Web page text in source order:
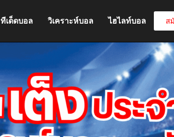
ทีเด็ดบอล วิเคราะห์บอล ไฮไลท์บอล ส